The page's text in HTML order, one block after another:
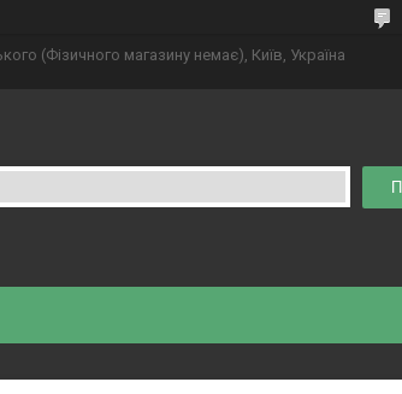
(Фізичного магазину немає), Київ, Україна